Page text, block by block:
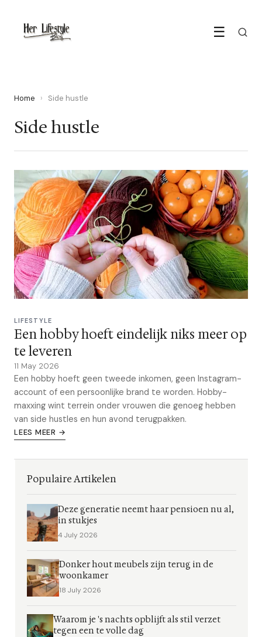
☰
Home › Side hustle
Side hustle
LIFESTYLE
Een hobby hoeft eindelijk niks meer op
te leveren
11 May 2026
Een hobby hoeft geen tweede inkomen, geen Instagram-
account of een persoonlijke brand te worden. Hobby-
maxxing wint terrein onder vrouwen die genoeg hebben
van side hustles en hun avond terugpakken.
LEES MEER →
Populaire Artikelen
Deze generatie neemt haar pensioen nu al,
in stukjes
4 July 2026
Donker hout meubels zijn terug in de
woonkamer
18 July 2026
Waarom je 's nachts opblijft als stil verzet
tegen een te volle dag